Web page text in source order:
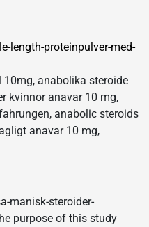
length-proteinpulver-med-
anabolika steroide
kvinnor anavar 10 mg,
anabolic steroids
anavar 10 mg,
manisk-steroider-
purpose of this study